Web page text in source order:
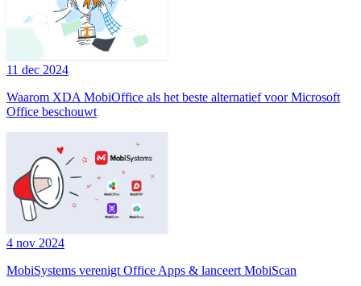
11 dec 2024
Waarom XDA MobiOffice als het beste alternatief voor Microsoft
Office beschouwt
4 nov 2024
MobiSystems verenigt Office Apps & lanceert MobiScan